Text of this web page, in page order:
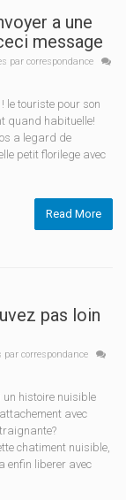
a une
message
par correspondance
le touriste pour son
quand habituelle!
a legard de
petit florilege avec
Read More
pas loin
correspondance
histoire nuisible
avec
chatiment nuisible,
enfin liberer avec